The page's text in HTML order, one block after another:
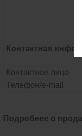
Контактная
Контактное лицо
Телефон/e-mail
Подробнее о